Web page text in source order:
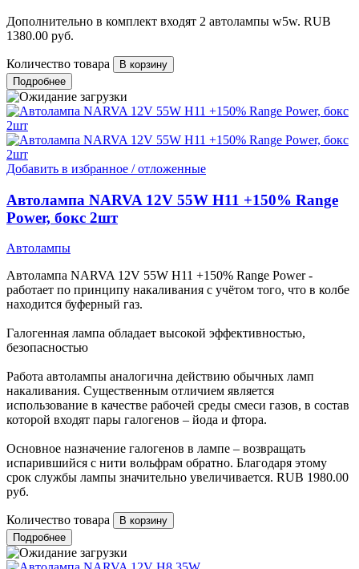
Дополнительно в комплект входят 2 автолампы w5w. RUB
1380.00 руб.
Количество товара
Подробнее
Добавить в избранное / отложенные
Автолампа NARVA 12V 55W H11 +150% Range
Power, бокс 2шт
Автолампы
Автолампа NARVA 12V 55W H11 +150% Range Power -
работает по принципу накаливания с учётом того, что в колбе
находится буферный газ.
Галогенная лампа обладает высокой эффективностью,
безопасностью
Работа автолампы аналогична действию обычных ламп
накаливания. Существенным отличием является
использование в качестве рабочей среды смеси газов, в состав
которой входят пары галогенов – йода и фтора.
Основное назначение галогенов в лампе – возвращать
испарившийся с нити вольфрам обратно. Благодаря этому
срок службы лампы значительно увеличивается. RUB 1980.00
руб.
Количество товара
Подробнее